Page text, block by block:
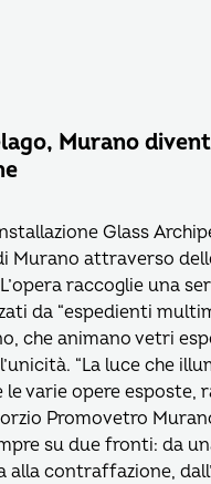
Murano
Glass
Murano attraverso
raccoglie una
da “espedienti
che animano vetri
“La luce che
le varie opere esposte,
Promovetro
su due fronti: da
alla contraffazione,